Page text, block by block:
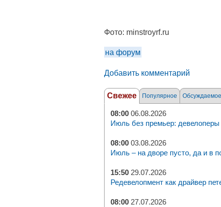
Фото: minstroyrf.ru
на форум
Добавить комментарий
Свежее Популярное Обсуждаемое
08:00 06.08.2026
Июль без премьер: девелоперы
08:00 03.08.2026
Июль – на дворе пусто, да и в
15:50 29.07.2026
Редевелопмент как драйвер
08:00 27.07.2026